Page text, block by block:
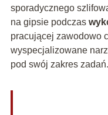
sporadycznego
na gipsie podczas
pracującej zawodowo
wyspecjalizowane
pod swój zakres zadań.